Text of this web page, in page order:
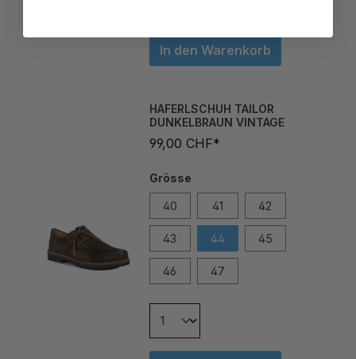
DUNKELBRAUN VINTAGE
99,00 CHF*
43 44 45
46 47
In den Warenkorb